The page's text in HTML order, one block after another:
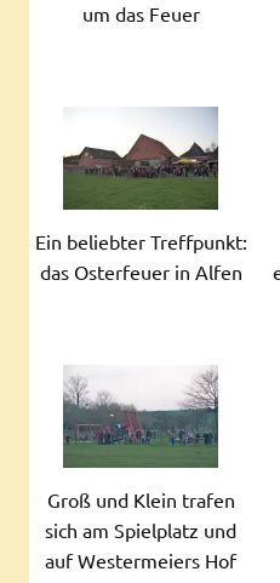
um das Feuer
Ein beliebter Treffpunkt:
das Osterfeuer in Alfen
Groß und Klein trafen
sich am Spielplatz und
auf Westermeiers Hof